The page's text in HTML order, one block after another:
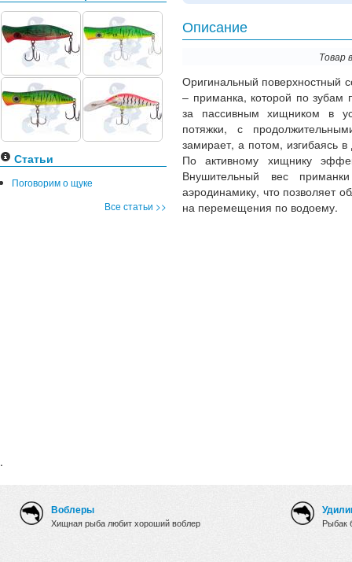
Статьи
Поговорим о щуке
Все статьи >>
.
Описание
Товар
Оригинальный поверхностный
– приманка, которой по зубам
за пассивным хищником в
потяжки, с
замирает, а потом, изгибаясь
По активному хищнику
Внушительный вес
аэродинамику, что позволяет
на перемещения по водоему.
Воблеры
Хищная рыба любит хороший воблер Рыбак